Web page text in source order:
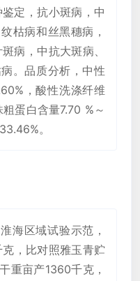
定，抗小斑病，中
枯病和丝黑穗病，
病，中抗大斑病、
。品质分析，中性
，酸性洗涤纤维
蛋白含量7.70 %～
。
海区域试验示范，
，比对照雅玉青贮
重亩产1360千克，